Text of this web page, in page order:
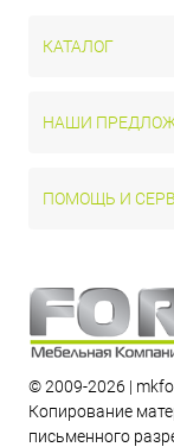
КАТАЛОГ
НАШИ
ПОМОЩЬ И
© 2009-2026 |
Копирование
письменного